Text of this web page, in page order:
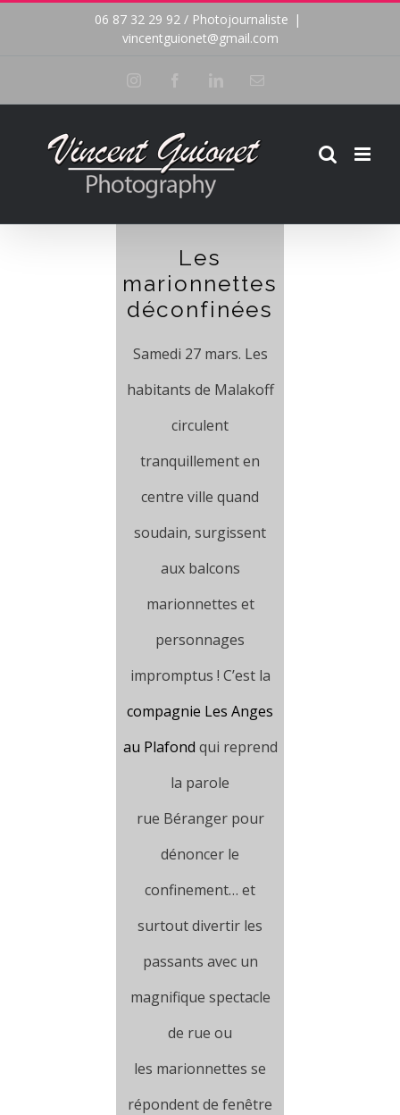
06 87 32 29 92 / Photojournaliste |
vincentguionet@gmail.com
Les
marionnettes
déconfinées
Samedi 27 mars. Les
habitants de Malakoff
circulent
tranquillement en
centre ville quand
soudain, surgissent
aux balcons
marionnettes et
personnages
impromptus ! C’est la
compagnie Les Anges
au Plafond qui reprend
la parole
rue Béranger pour
dénoncer le
confinement… et
surtout divertir les
passants avec un
magnifique spectacle
de rue ou
les marionnettes se
répondent de fenêtre